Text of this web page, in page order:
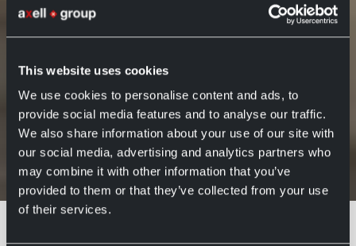
This website uses cookies
We use cookies to personalise content and ads, to
provide social media features and to analyse our traffic.
We also share information about your use of our site with
our social media, advertising and analytics partners who
may combine it with other information that you’ve
provided to them or that they’ve collected from your use
of their services.
Europa tijdens
Axell Group Axell Logistics 16 maart 2026
HomeActueelRijverboden in Europa tijdens Pasen 2026
De paasperiode kan extra uitdagingen